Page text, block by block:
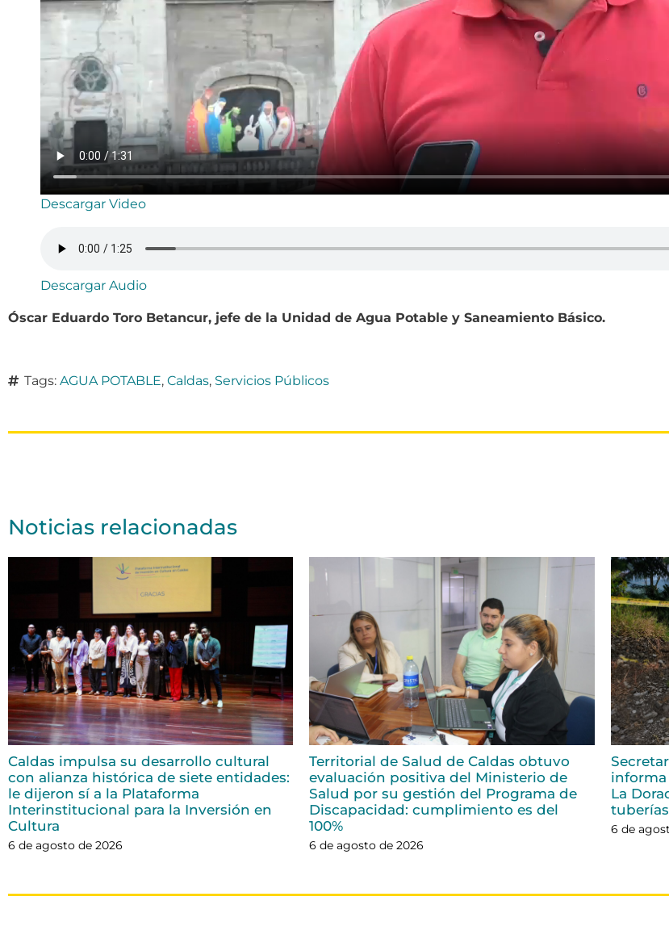
Descargar Video
Descargar Audio
Óscar Eduardo Toro Betancur, jefe de la Unidad de Agua Potable y Saneamiento Básico.
Tags: AGUA POTABLE, Caldas, Servicios Públicos
Noticias relacionadas
Caldas impulsa su desarrollo cultural
con alianza histórica de siete entidades:
le dijeron sí a la Plataforma
Interinstitucional para la Inversión en
Cultura
6 de agosto de 2026
Territorial de Salud de Caldas obtuvo
evaluación positiva del Ministerio de
Salud por su gestión del Programa de
Discapacidad: cumplimiento es del
100%
6 de agosto de 2026
informa
La
tuberías
6 de